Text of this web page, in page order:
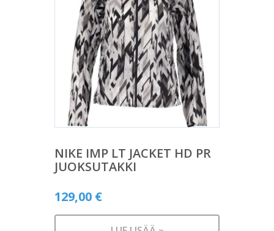
NIKE IMP LT JACKET HD PR
JUOKSUTAKKI
129,00 €